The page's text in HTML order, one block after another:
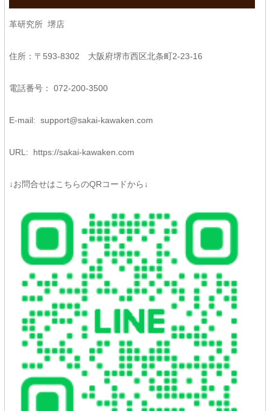
革研究所 堺店
住所：〒593-8302 大阪府堺市西区北条町2-23-16
電話番号： 072-200-3500
E-mail: support@sakai-kawaken.com
URL: https://sakai-kawaken.com
↓お問合せはこちらのQRコードから↓